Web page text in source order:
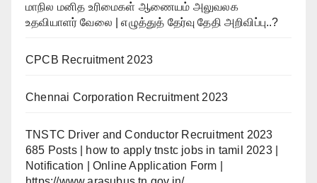
மாநில மனித உரிமைகள் ஆணையம் அலுவலக
உதவியாளர் வேலை | எழுத்துத் தேர்வு தேதி அறிவிப்பு..?
CPCB Recruitment 2023
Chennai Corporation Recruitment 2023
TNSTC Driver and Conductor Recruitment 2023
685 Posts | how to apply tnstc jobs in tamil 2023 |
Notification | Online Application Form |